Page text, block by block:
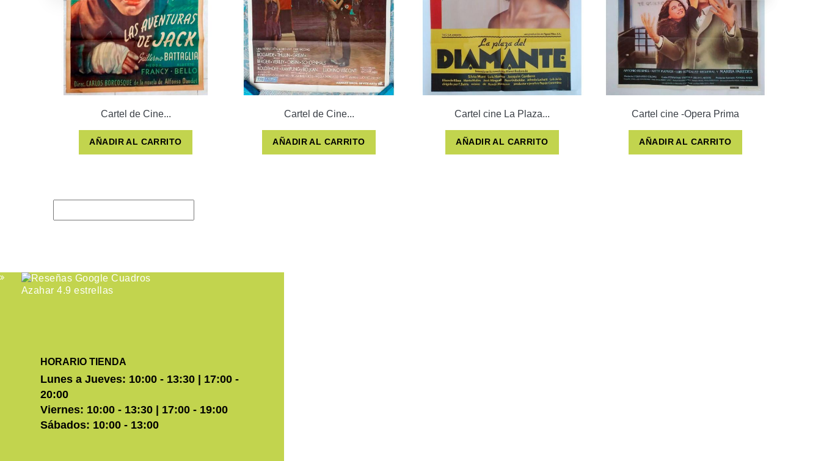
Cartel de Cine...
AÑADIR AL CARRITO
Cartel de Cine...
AÑADIR AL CARRITO
Cartel cine La Plaza...
AÑADIR AL CARRITO
Cartel cine -Opera Prima
AÑADIR AL CARRITO
HORARIO TIENDA
Lunes a Jueves: 10:00 - 13:30 | 17:00 -
20:00
Viernes: 10:00 - 13:30 | 17:00 - 19:00
Sábados: 10:00 - 13:00